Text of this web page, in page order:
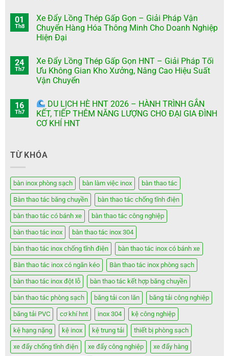
01
Th8
Xe Đẩy Lồng Thép Gấp Gọn – Giải Pháp Vận
Chuyển Hàng Hóa Thông Minh Cho Doanh Nghiệp
Hiện Đại
24
Th7
Xe Đẩy Lồng Thép Gấp Gọn HNT – Giải Pháp Tối
Ưu Không Gian Kho Xưởng, Nâng Cao Hiệu Suất
Vận Chuyển
16
Th7
DU LỊCH HÈ HNT 2026 – HÀNH TRÌNH GẮN
KẾT, TIẾP THÊM NĂNG LƯỢNG CHO ĐẠI GIA ĐÌNH
CƠ KHÍ HNT
TỪ KHÓA
bàn inox phòng sạch bàn làm việc inox bàn thao tác
Bàn thao tác băng chuyền bàn thao tác chống tĩnh điện
bàn thao tác có bánh xe bàn thao tác công nghiệp
bàn thao tác inox bàn thao tác inox 304
bàn thao tác inox chống tĩnh điện bàn thao tác inox có bánh xe
Bàn thao tác inox có ngăn kéo Bàn thao tác inox phòng sạch
bàn thao tác inox đột lỗ bàn thao tác kết hợp băng chuyền
bàn thao tác phòng sạch băng tải con lăn băng tải công nghiệp
băng tải PVC cơ khí hnt inox 304 kệ công nghiệp
kệ hạng nặng kệ inox kệ trung tải thiết bị phòng sạch
xe đẩy chống tĩnh điện xe đẩy công nghiệp xe đẩy hàng